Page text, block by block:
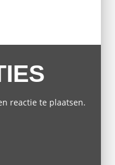
reactie te plaatsen.